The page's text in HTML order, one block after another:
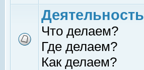
Деятельность
Что делаем?
Где делаем?
Как делаем?